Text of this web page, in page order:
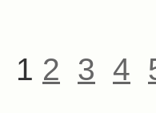
1 2 3 4